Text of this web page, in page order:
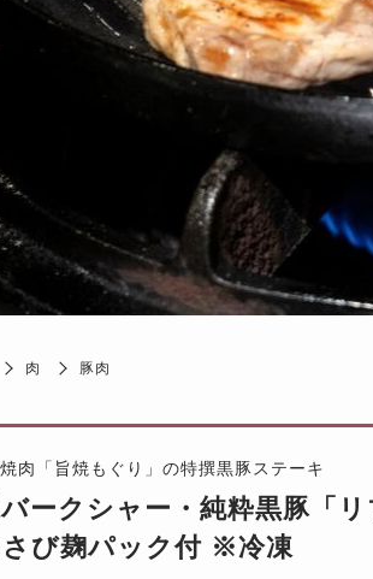
肉 豚肉
肉「旨焼もぐり」の特撰黒豚ステーキ
ークシャー・純粋黒豚「
び麹パック付 ※冷凍